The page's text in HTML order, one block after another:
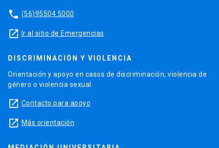
phone (56)95504 5000
launch Ir al sitio de Emergencias
DISCRIMINACIÓN Y VIOLENCIA
Orientación y apoyo en casos de discriminación, violencia de
género o violencia sexual.
launch Contacto para apoyo
launch Más orientación